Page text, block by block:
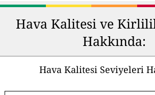
Hava Kalitesi ve
Hakkında:
Hava Kalitesi Seviyeleri